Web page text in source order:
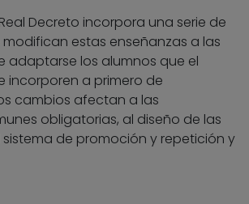
Decreto incorpora una serie de
estas enseñanzas a las
adaptarse los alumnos que el
incorporen a primero de
cambios afectan a las
obligatorias, al diseño de las
de promoción y repetición y